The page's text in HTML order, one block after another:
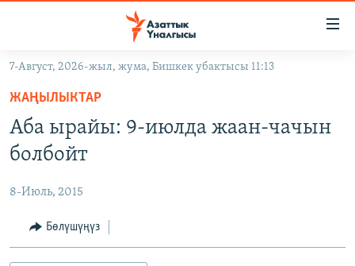
Навигацияга
өтүңүз
Издөөгө
салыңыз
КЫРГЫЗСТАН
КЫРГЫЗСТАН
ЭКОНОМИКА
МАДАНИЯТ
ДҮЙНӨ
БОРБОР АЗИЯ
АТАЙЫН ИЛИКТӨӨ
ТВ ПРОГРАММАЛАР
7-Август, 2026-жыл, жума, Бишкек убактысы 11:13
ЖАҢЫЛЫКТАР
Аба ырайы: 9-июлда жаан-чачын
болбойт
8-Июль, 2015
Бөлүшүңүз